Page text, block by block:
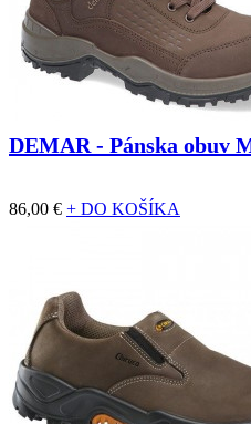
DEMAR - Pánska obuv
86,00 € + DO KOŠÍKA